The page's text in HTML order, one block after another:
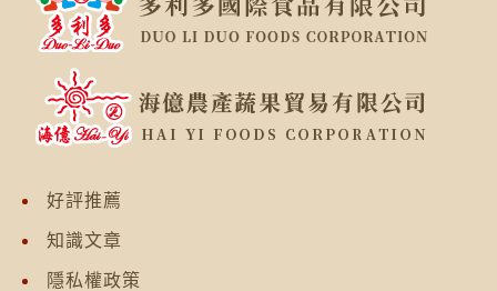
好評推薦
知識文章
隱私權政策